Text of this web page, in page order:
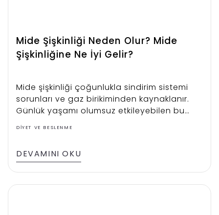
Mide Şişkinliği Neden Olur? Mide
Şişkinliğine Ne İyi Gelir?
Mide şişkinliği çoğunlukla sindirim sistemi
sorunları ve gaz birikiminden kaynaklanır.
Günlük yaşamı olumsuz etkileyebilen bu
durum, özellikle yemekten sonra daha
problemleri şişkinliği tetikleyebilir. Mide
şişkinliği belirtileri karında doluluk hissi, gaz
DIYET VE BESLENME
DEVAMINI OKU